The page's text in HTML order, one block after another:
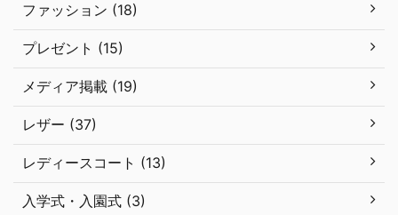
ファッション (18)
プレゼント (15)
メディア掲載 (19)
レザー (37)
レディースコート (13)
入学式・入園式 (3)